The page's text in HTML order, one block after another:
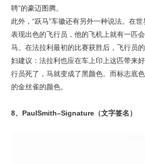
聘”的豪迈图腾。
此外，“跃马”车徽还有另外一种说法。在
表现出色的飞行员，他的飞机上就有一匹
马。在法拉利最初的比赛获胜后，飞行员
妇建议：法拉利也应在车上印上这匹带来
行员死了，马就变成了黑颜色。而标志底
的金丝雀的颜色。
8、PaulSmith–Signature（文字签名）